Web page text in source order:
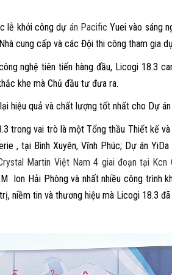
lễ khởi công dự án Pacific Yuei vào sáng
cung cấp và các Đội thi công tham gia
nghệ tiên tiến hàng đầu, Licogi 18.3
khe mà Chủ đầu tư đưa ra.
hiệu quả và chất lượng tốt nhất cho Dự
trong vai trò là một Tổng thầu Thiết kế
, tại Bình Xuyên, Vĩnh Phúc; Dự án
Martin Việt Nam 4 giai đoạn tại Kcn
Ion Hải Phòng và nhất nhiều công trình
niềm tin và thương hiệu mà Licogi 18.3